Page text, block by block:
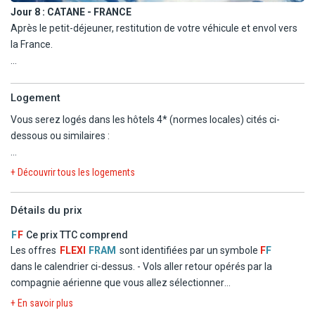
Jour 8 : CATANE - FRANCE
Après le petit-déjeuner, restitution de votre véhicule et envol vers
la France.
sont que des suggestions (aucune activité ou entrée n'est incluse).
Logement
Vous serez logés dans les hôtels 4* (normes locales) cités ci-
dessous ou similaires :
CATANE (2 nuits) : Hôtel Ibis Style Acireale 4* ou similaire
VAL DI NOTO (1 nuit) : Hôtel Mediterraneo Palace 4* ou similaire
CATANE (1 nuit) : Hôtel Ibis Style Acireale 4* ou similaire
Des modifications concernant les hôtels sélectionnés peuvent être
apportées. Cependant, nous nous efforcerons de vous proposer
des hôtels de catégorie équivalente. En fonction des disponibilités,
+ Découvrir tous les logements
Détails du prix
F F Ce prix TTC comprend
Les offres FLEXI FRAM sont identifiées par un symbole FF
dans le calendrier ci-dessus. - Vols aller retour opérés par la
compagnie aérienne que vous allez sélectionner
- Logement en chambre double standard dans les hôtels
+ En savoir plus